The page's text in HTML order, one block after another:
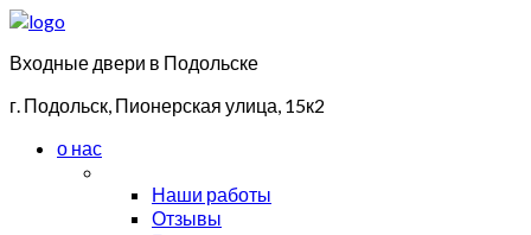
Входные двери в Подольске
г. Подольск, Пионерская улица, 15к2
о нас
Наши работы
Отзывы